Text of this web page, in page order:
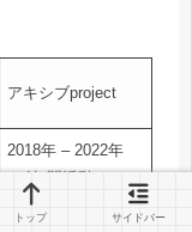
アキシブproject
2018年 – 2022年
（4年間活動）
芹山梨乃
トップ サイドバー